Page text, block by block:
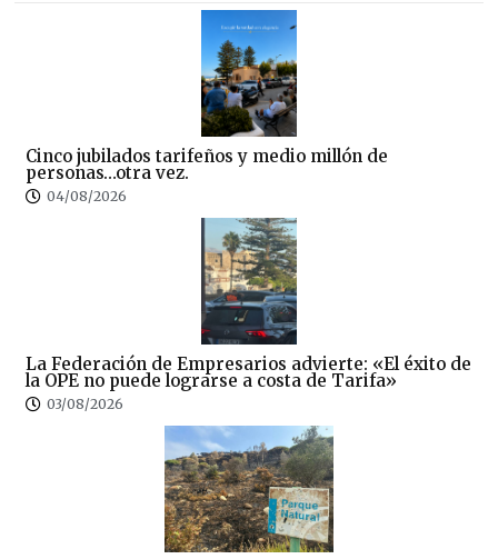
Cinco jubilados tarifeños y medio millón de
personas…otra vez.
04/08/2026
La Federación de Empresarios advierte: «El éxito de
la OPE no puede lograrse a costa de Tarifa»
03/08/2026